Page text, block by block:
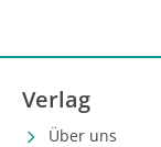
Verlag
Über uns